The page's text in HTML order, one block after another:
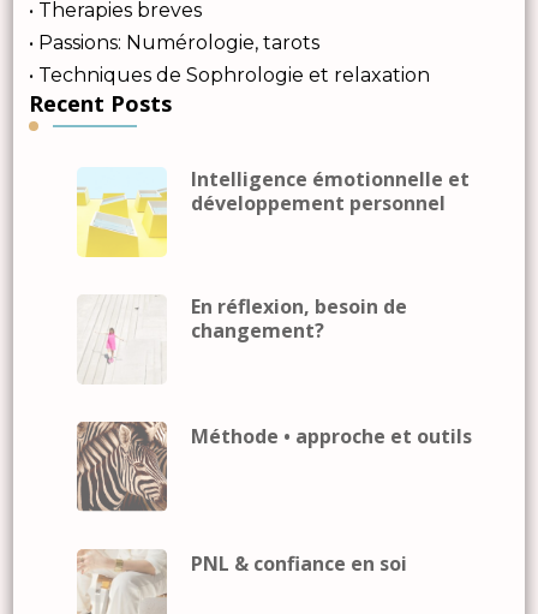
• Therapies breves
• Passions: Numérologie, tarots
• Techniques de Sophrologie et relaxation
Recent Posts
Intelligence émotionnelle et
développement personnel
En réflexion, besoin de
changement?
Méthode • approche et outils
PNL & confiance en soi